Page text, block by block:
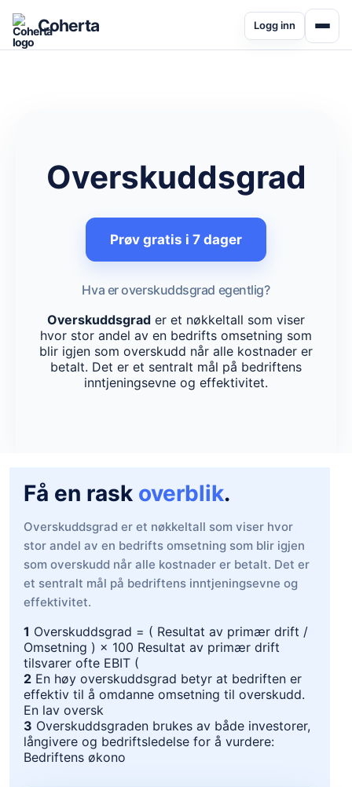
Coherta Logg inn
Overskuddsgrad
Prøv gratis i 7 dager
Hva er overskuddsgrad egentlig?
Overskuddsgrad er et nøkkeltall som viser
hvor stor andel av en bedrifts omsetning som
blir igjen som overskudd når alle kostnader er
betalt. Det er et sentralt mål på bedriftens
inntjeningsevne og effektivitet.
Få en rask overblik.
Overskuddsgrad er et nøkkeltall som viser hvor
stor andel av en bedrifts omsetning som blir igjen
som overskudd når alle kostnader er betalt. Det er
et sentralt mål på bedriftens inntjeningsevne og
effektivitet.
1 Overskuddsgrad = ( Resultat av primær drift /
Omsetning ) × 100 Resultat av primær drift
tilsvarer ofte EBIT (
2 En høy overskuddsgrad betyr at bedriften er
effektiv til å omdanne omsetning til overskudd.
En lav oversk
3 Overskuddsgraden brukes av både investorer,
långivere og bedriftsledelse for å vurdere:
Bedriftens økono